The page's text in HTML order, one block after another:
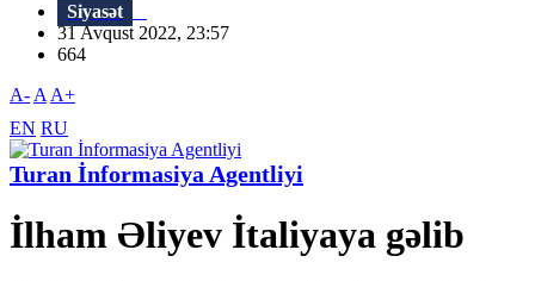
Siyasət
31 Avqust 2022, 23:57
664
A- A A+
EN RU
Turan İnformasiya Agentliyi
İlham Əliyev İtaliyaya gəlib